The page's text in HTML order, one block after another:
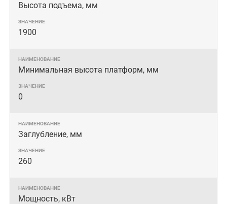
Высота подъема, мм
1900
Минимальная высота платформ, мм
0
Заглубление, мм
260
Мощность, кВт